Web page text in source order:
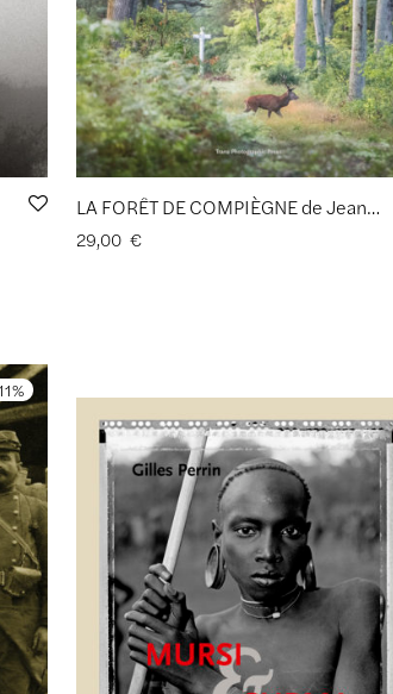
LA FORÊT DE COMPIÈGNE de Jean-Pierre Gilson [derniers exemplaires,… signés !]
29,00 €
%